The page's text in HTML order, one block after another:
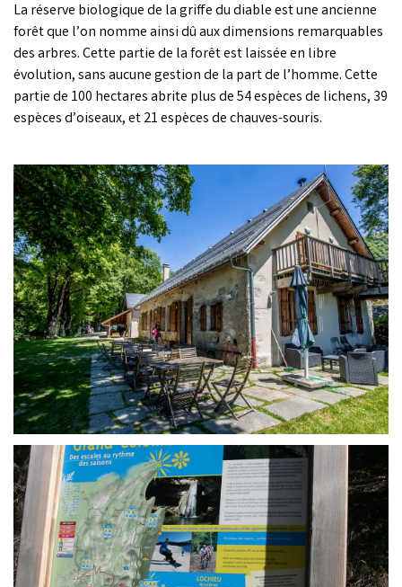
La réserve biologique de la griffe du diable est une ancienne
forêt que l’on nomme ainsi dû aux dimensions remarquables
des arbres. Cette partie de la forêt est laissée en libre
évolution, sans aucune gestion de la part de l’homme. Cette
partie de 100 hectares abrite plus de 54 espèces de lichens, 39
espèces d’oiseaux, et 21 espèces de chauves-souris.